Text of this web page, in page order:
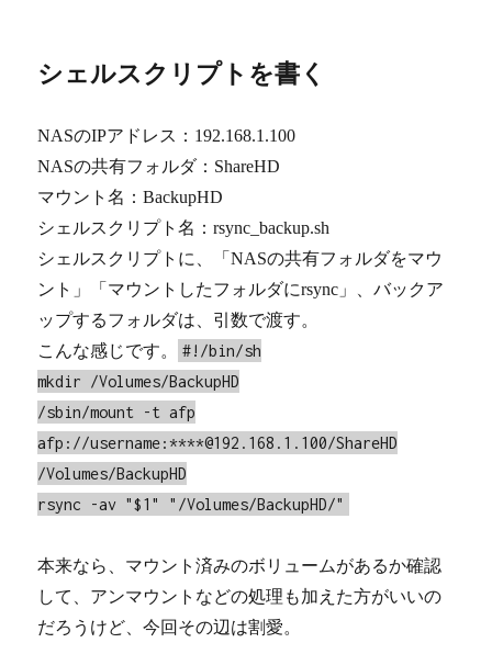
シェルスクリプトを書く
NASのIPアドレス：192.168.1.100
NASの共有フォルダ：ShareHD
マウント名：BackupHD
シェルスクリプト名：rsync_backup.sh
シェルスクリプトに、「NASの共有フォルダをマウ
ント」「マウントしたフォルダにrsync」、バックア
ップするフォルダは、引数で渡す。
こんな感じです。
#!/bin/sh
mkdir /Volumes/BackupHD
/sbin/mount -t afp
afp://username:****@192.168.1.100/ShareHD
/Volumes/BackupHD
rsync -av "$1" "/Volumes/BackupHD/"
本来なら、マウント済みのボリュームがあるか確認
して、アンマウントなどの処理も加えた方がいいの
だろうけど、今回その辺は割愛。